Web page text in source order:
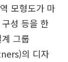
모형도가 마
성 등을 한
그룹
의 디자